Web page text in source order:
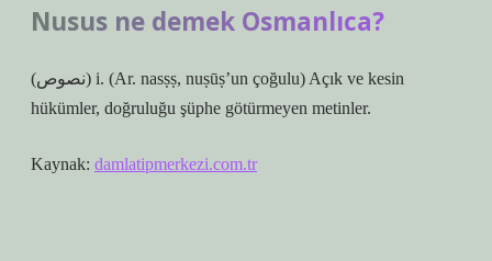
Nusus ne demek Osmanlıca?
(ﻧﺼﻮﺹ) i. (Ar. nasṣṣ, nuṣūṣ’un çoğulu) Açık ve kesin
hükümler, doğruluğu şüphe götürmeyen metinler.
Kaynak: damlatipmerkezi.com.tr